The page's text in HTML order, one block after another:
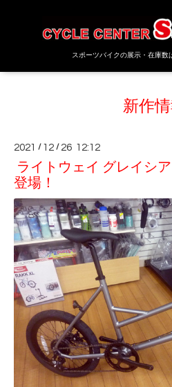
スポーツバイクの展示・在庫数
新作
2021 / 12 / 26 12:12
ライトウェイ グレイシ
登場！